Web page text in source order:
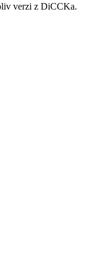
verzi z DiCCKa.